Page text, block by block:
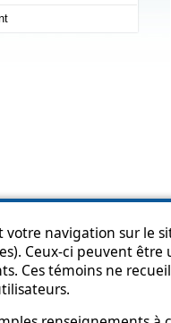
votre navigation sur le
Ceux-ci peuvent être
Ces témoins ne
Plan du